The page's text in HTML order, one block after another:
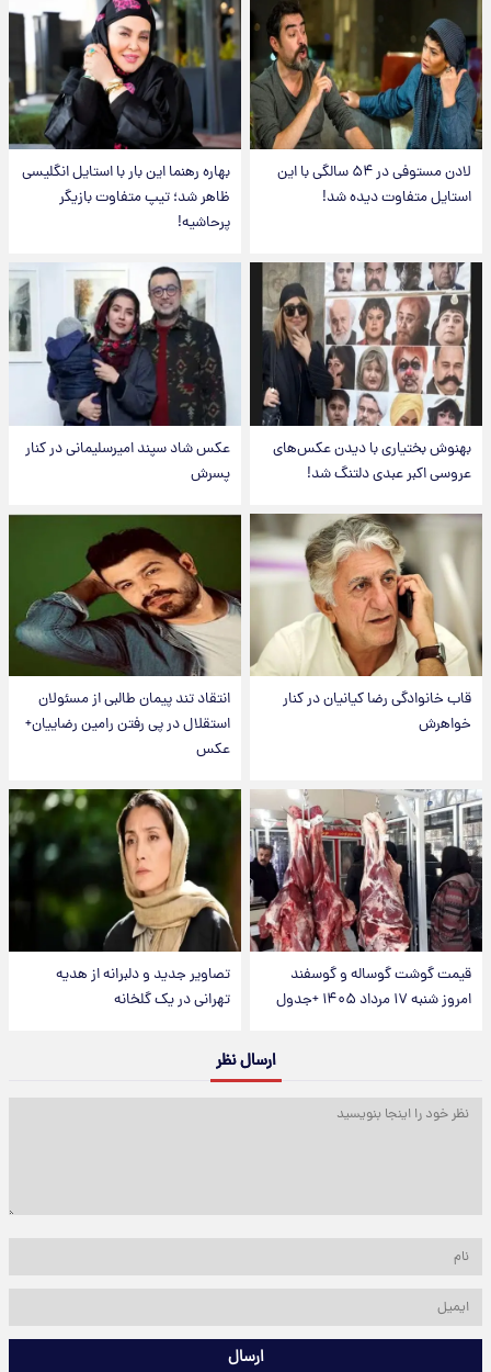
لادن مستوفی در ۵۴ سالگی با این
استایل متفاوت دیده شد!
بهاره رهنما این بار با استایل انگلیسی
ظاهر شد؛ تیپ متفاوت بازیگر
پرحاشیه!
بهنوش بختیاری با دیدن عکس‌های
عروسی اکبر عبدی دلتنگ شد!
عکس شاد سپند امیرسلیمانی در کنار
پسرش
قاب خانوادگی رضا کیانیان در کنار
خواهرش
انتقاد تند پیمان طالبی از مسئولان
استقلال در پی رفتن رامین رضاییان+
عکس
قیمت گوشت گوساله و گوسفند
امروز شنبه ۱۷ مرداد ۱۴۰۵ +جدول
تصاویر جدید و دلبرانه از هدیه
تهرانی در یک گلخانه
ارسال نظر
ارسال